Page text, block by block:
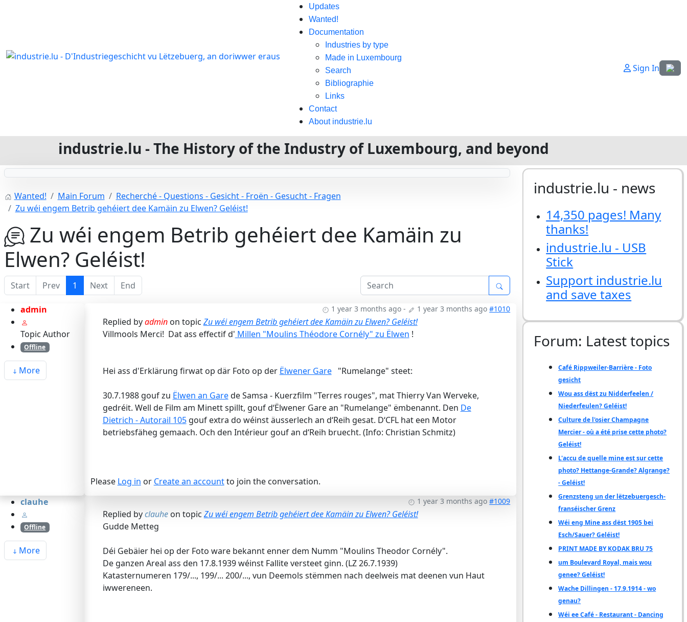
Updates
Wanted!
Documentation
Industries by type
Made in Luxembourg
Search
Bibliographie
Links
Contact
About industrie.lu
Sign InSelect
industrie.lu - The History of the Industry of Luxembourg, and beyond
Wanted! Main Forum
Recherché - Questions - Gesicht - Froën - Gesucht - Fragen
Zu wéi engem Betrib gehéiert dee Kamäin zu Elwen? Geléist!
Zu wéi engem Betrib gehéiert dee Kamäin zu
Elwen? Geléist!
Start Prev 1 Next End
admin
Topic Author
Offline
More
1 year 3 months ago - 1 year 3 months ago #1010
Replied byadminon topic Zu wéi engem Betrib gehéiert dee Kamäin zu Elwen? Geléist!
Villmools Merci! Dat ass effectif d' Millen "Moulins Théodore Cornély" zu Ëlwen !
Hei ass d'Erklärung firwat op där Foto op der Ëlwener Gare"Rumelange" steet:
30.7.1988 gouf zu Ëlwen an Garede Samsa - Kuerzfilm "Terres rouges", mat Thierry Van Werveke,
gedréit. Well de Film am Minett spillt, gouf d‘Ëlwener Gare an "Rumelange" ëmbenannt. Den De
Dietrich - Autorail 105gouf extra do wéinst äusserlech an d‘Reih gesat. D‘CFL hat een Motor
betriebsfäheg gemaach. Och den Intérieur gouf an d‘Reih bruecht. (Info: Christian Schmitz)
Please Log in or Create an accountto join the conversation.
clauhe
Offline
More
1 year 3 months ago #1009
Replied byclauheon topic Zu wéi engem Betrib gehéiert dee Kamäin zu Elwen? Geléist!
Gudde Metteg
Déi Gebäier hei op der Foto ware bekannt enner dem Numm "Moulins Theodor Cornély".
De ganzen Areal ass den 17.8.1939 wéinst Fallite versteet ginn. (LZ 26.7.1939)
Katasternumeren 179/..., 199/... 200/..., vun Deemols stëmmen nach deelweis mat deenen vun Haut
iwwereneen.
industrie.lu - news
14,350 pages! Many
thanks!
industrie.lu - USB
Stick
Support industrie.lu
and save taxes
Forum: Latest topics
Café Rippweiler-Barrière - Foto
gesicht
Wou ass dëst zu Nidderfeelen /
Niederfeulen? Geléist!
Culture de l'osier Champagne
Mercier - où a été prise cette photo?
Geléist!
L'accu de quelle mine est sur cette
photo? Hettange-Grande? Algrange?
- Geléist!
Grenzsteng un der lëtzebuergesch-
franséischer Grenz
Wéi eng Mine ass dëst 1905 bei
Esch/Sauer? Geléist!
PRINT MADE BY KODAK BRU 75
um Boulevard Royal, mais wou
genee? Geléist!
Wache Dillingen - 17.9.1914 - wo
genau?
Wéi ee Café - Restaurant - Dancing